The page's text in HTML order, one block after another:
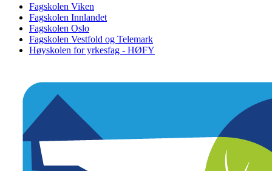
Fagskolen Viken
Fagskolen Innlandet
Fagskolen Oslo
Fagskolen Vestfold og Telemark
Høyskolen for yrkesfag - HØFY